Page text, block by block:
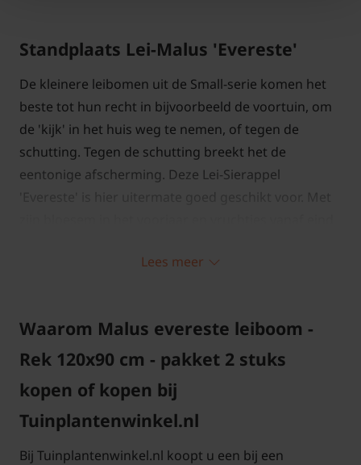
Standplaats Lei-Malus 'Evereste'
De kleinere leibomen uit de Small-serie komen het
beste tot hun recht in bijvoorbeeld de voortuin, om
de 'kijk' in het huis weg te nemen, of tegen de
schutting. Tegen de schutting breekt het de
eentonige afscherming. Deze Lei-Sierappel
vinden aan deze leiboompjes.
Lei-Malus 'Evereste' snoeien en
onderhouden
Lees meer
Waarom Malus evereste leiboom -
Rek 120x90 cm - pakket 2 stuks
kopen of kopen bij
Tuinplantenwinkel.nl
Bij Tuinplantenwinkel.nl koopt u een bij een